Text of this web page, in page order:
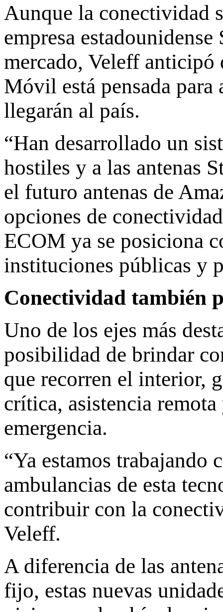
Aunque la conectividad
empresa
mercado, Veleff
Móvil está pensada para
llegarán al país.
“Han desarrollado un
hostiles y a las antenas
el futuro antenas de
opciones de
ECOM ya se posiciona
instituciones públicas y
Conectividad también
Uno de los ejes más
posibilidad de brindar
que recorren el interior,
crítica, asistencia
emergencia.
“Ya estamos trabajando
ambulancias de esta
contribuir con la
Veleff.
A diferencia de las
fijo, estas nuevas